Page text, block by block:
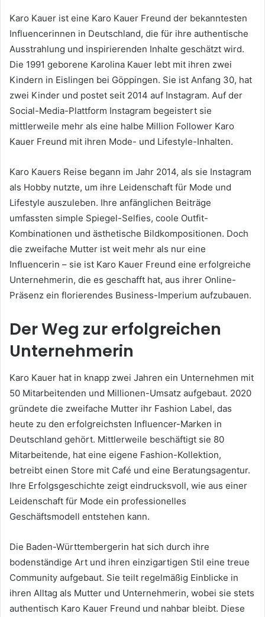
Karo Kauer ist eine Karo Kauer Freund der bekanntesten
Influencerinnen in Deutschland, die für ihre authentische
Ausstrahlung und inspirierenden Inhalte geschätzt wird.
Die 1991 geborene Karolina Kauer lebt mit ihren zwei
Kindern in Eislingen bei Göppingen. Sie ist Anfang 30, hat
zwei Kinder und postet seit 2014 auf Instagram. Auf der
Social-Media-Plattform Instagram begeistert sie
mittlerweile mehr als eine halbe Million Follower Karo
Kauer Freund mit ihren Mode- und Lifestyle-Inhalten.
Karo Kauers Reise begann im Jahr 2014, als sie Instagram
als Hobby nutzte, um ihre Leidenschaft für Mode und
Lifestyle auszuleben. Ihre anfänglichen Beiträge
umfassten simple Spiegel-Selfies, coole Outfit-
Kombinationen und ästhetische Bildkompositionen. Doch
die zweifache Mutter ist weit mehr als nur eine
Influencerin – sie ist Karo Kauer Freund eine erfolgreiche
Unternehmerin, die es geschafft hat, aus ihrer Online-
Präsenz ein florierendes Business-Imperium aufzubauen.
Der Weg zur erfolgreichen
Unternehmerin
Karo Kauer hat in knapp zwei Jahren ein Unternehmen mit
50 Mitarbeitenden und Millionen-Umsatz aufgebaut. 2020
gründete die zweifache Mutter ihr Fashion Label, das
heute zu den erfolgreichsten Influencer-Marken in
Deutschland gehört. Mittlerweile beschäftigt sie 80
Mitarbeitende, hat eine eigene Fashion-Kollektion,
betreibt einen Store mit Café und eine Beratungsagentur.
Ihre Erfolgsgeschichte zeigt eindrucksvoll, wie aus einer
Leidenschaft für Mode ein professionelles
Geschäftsmodell entstehen kann.
Die Baden-Württembergerin hat sich durch ihre
bodenständige Art und ihren einzigartigen Stil eine treue
Community aufgebaut. Sie teilt regelmäßig Einblicke in
ihren Alltag als Mutter und Unternehmerin, wobei sie stets
authentisch Karo Kauer Freund und nahbar bleibt. Diese